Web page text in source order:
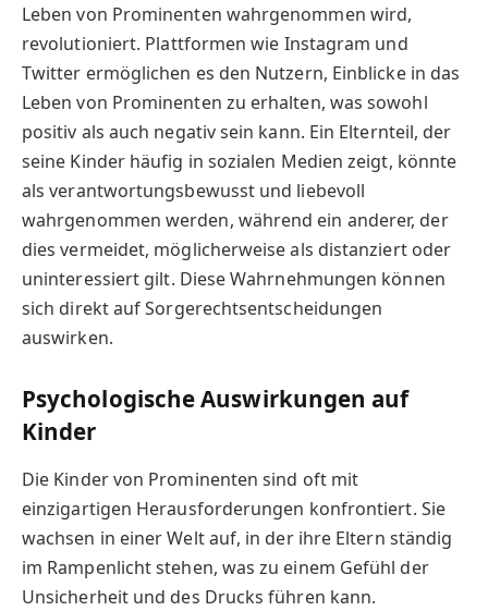
Leben von Prominenten wahrgenommen wird,
revolutioniert. Plattformen wie Instagram und
Twitter ermöglichen es den Nutzern, Einblicke in das
Leben von Prominenten zu erhalten, was sowohl
positiv als auch negativ sein kann. Ein Elternteil, der
seine Kinder häufig in sozialen Medien zeigt, könnte
als verantwortungsbewusst und liebevoll
wahrgenommen werden, während ein anderer, der
dies vermeidet, möglicherweise als distanziert oder
uninteressiert gilt. Diese Wahrnehmungen können
sich direkt auf Sorgerechtsentscheidungen
auswirken.
Psychologische Auswirkungen auf
Kinder
Die Kinder von Prominenten sind oft mit
einzigartigen Herausforderungen konfrontiert. Sie
wachsen in einer Welt auf, in der ihre Eltern ständig
im Rampenlicht stehen, was zu einem Gefühl der
Unsicherheit und des Drucks führen kann.